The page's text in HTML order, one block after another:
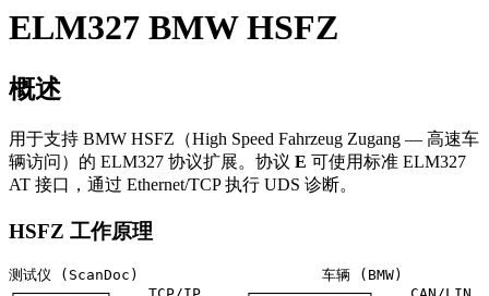
ELM327 BMW HSFZ
概述
用于支持 BMW HSFZ（High Speed Fahrzeug Zugang — 高速车
辆访问）的 ELM327 协议扩展。协议 E 可使用标准 ELM327
AT 接口，通过 Ethernet/TCP 执行 UDS 诊断。
HSFZ 工作原理
测试仪 (ScanDoc)                     车辆 (BMW)